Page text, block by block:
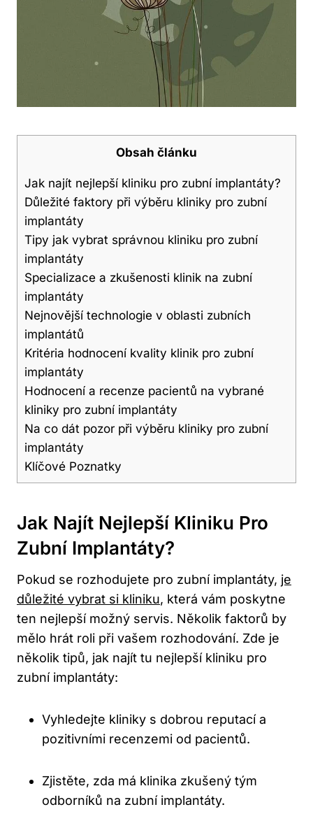
Obsah článku
Jak najít nejlepší kliniku pro zubní implantáty?
Důležité faktory při výběru kliniky pro zubní
implantáty
Tipy jak vybrat správnou kliniku pro zubní
implantáty
Specializace a zkušenosti klinik na zubní
implantáty
Nejnovější technologie v oblasti zubních
implantátů
Kritéria hodnocení kvality klinik pro zubní
implantáty
Hodnocení a recenze pacientů na vybrané
kliniky pro zubní implantáty
Na co dát pozor při výběru kliniky pro zubní
implantáty
Klíčové Poznatky
Jak Najít Nejlepší Kliniku Pro
Zubní Implantáty?
Pokud se rozhodujete pro zubní implantáty, je
důležité vybrat si kliniku, která vám poskytne
ten nejlepší možný servis. Několik faktorů by
mělo hrát roli při vašem rozhodování. Zde je
několik tipů, jak najít tu nejlepší kliniku pro
zubní implantáty:
Vyhledejte kliniky s dobrou reputací a
pozitivními recenzemi od pacientů.
Zjistěte, zda má klinika zkušený tým
odborníků na zubní implantáty.